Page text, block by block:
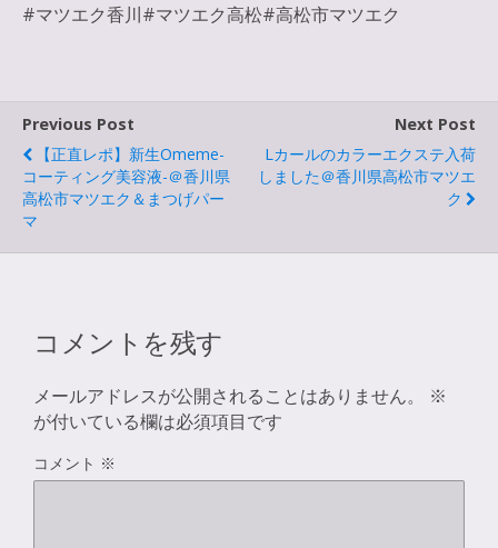
#マツエク香川#マツエク高松#高松市マツエク
Previous Post
【正直レポ】新生Omeme-
コーティング美容液-＠香川県
高松市マツエク＆まつげパー
マ
Next Post
Lカールのカラーエクステ入荷
しました＠香川県高松市マツエ
ク
コメントを残す
メールアドレスが公開されることはありません。
※
が付いている欄は必須項目です
コメント ※